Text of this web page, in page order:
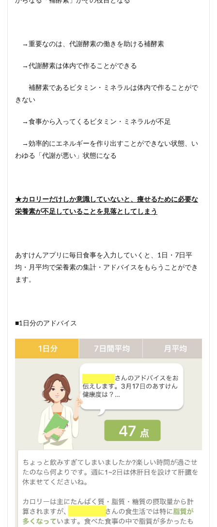
→重要なのは、代謝酵素の働きを助ける補酵素
→代謝酵素は体内で作ることができる
補酵素であるビタミン・ミネラルは体内で作ることがで
きない
→食事から入ってくるビタミン・ミネラルが不足
→効率的にエネルギーを作り出すことができない状態、い
わゆる「代謝が悪い」状態になる
★カロリーだけしか意識していないと、痩せるために必要な
栄養素が不足していることを見落としてしまう
あすけんアプリに毎日食事を入力していくと、1日・7日平
均・月平均で栄養素の集計・アドバイスをもらうことができ
ます。
■1日分のアドバイス